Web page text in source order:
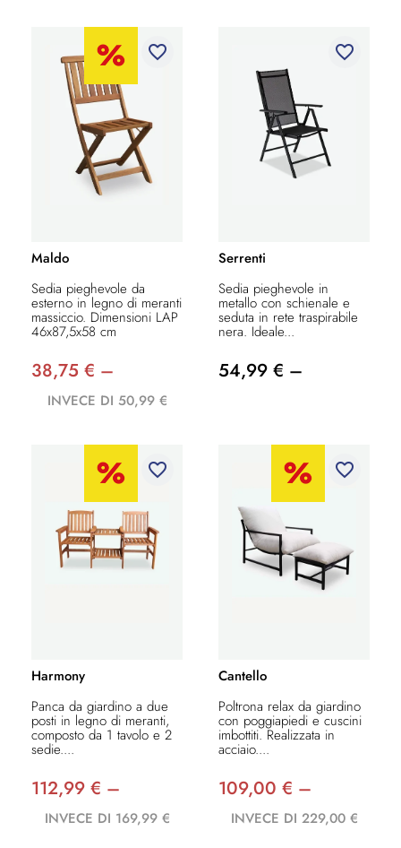
favorite_border
Maldo
Sedia pieghevole da
esterno in legno di meranti
massiccio. Dimensioni LAP
46x87,5x58 cm
38,75 € –
INVECE DI 50,99 €
favorite_border
Serrenti
Sedia pieghevole in
metallo con schienale e
seduta in rete traspirabile
nera. Ideale...
54,99 € –
favorite_border
Harmony
Panca da giardino a due
posti in legno di meranti,
composto da 1 tavolo e 2
sedie....
112,99 € –
INVECE DI 169,99 €
favorite_border
Cantello
Poltrona relax da giardino
con poggiapiedi e cuscini
imbottiti. Realizzata in
acciaio....
109,00 € –
INVECE DI 229,00 €